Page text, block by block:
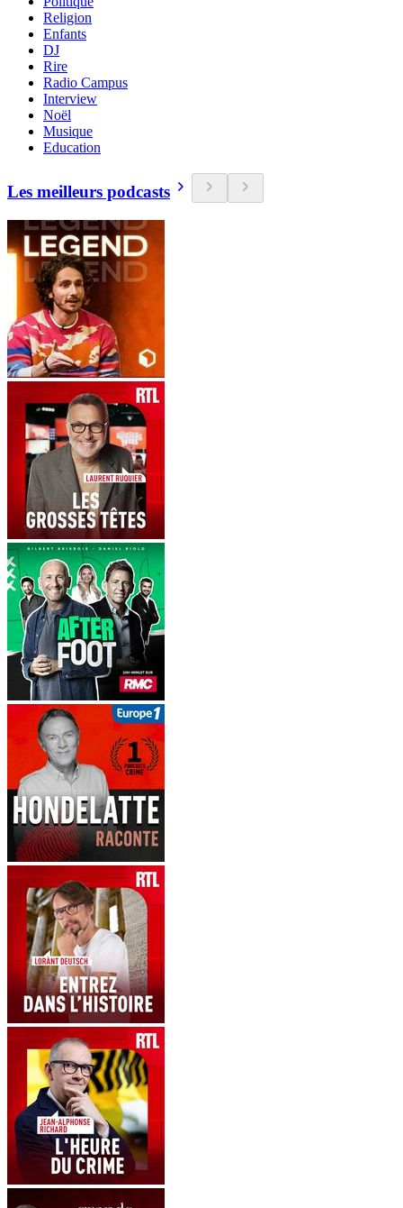
Religion
Enfants
DJ
Rire
Radio Campus
Interview
Noël
Musique
Education
Les meilleurs podcasts